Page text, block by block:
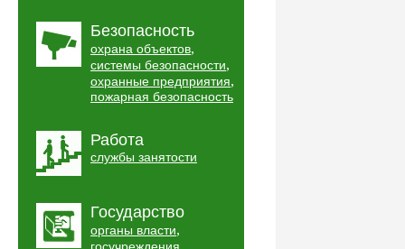
Безопасность
охрана объектов,
системы безопасности,
охранные предприятия,
пожарная безопасность
Работа
службы занятости
Государство
органы власти,